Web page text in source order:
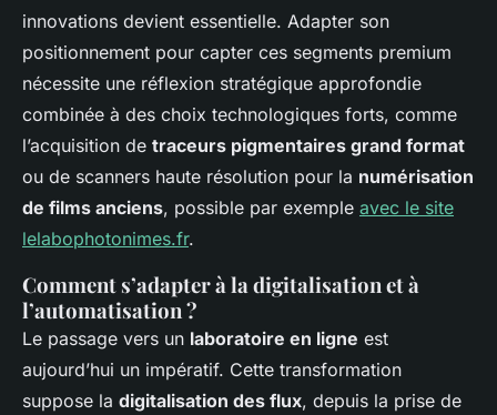
innovations devient essentielle. Adapter son
positionnement pour capter ces segments premium
nécessite une réflexion stratégique approfondie
combinée à des choix technologiques forts, comme
l’acquisition de traceurs pigmentaires grand format
ou de scanners haute résolution pour la numérisation
de films anciens, possible par exemple avec le site
lelabophotonimes.fr.
Comment s’adapter à la digitalisation et à
l’automatisation ?
Le passage vers un laboratoire en ligne est
aujourd’hui un impératif. Cette transformation
suppose la digitalisation des flux, depuis la prise de